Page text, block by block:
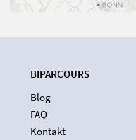
BIPARCOURS
Blog
FAQ
Kontakt